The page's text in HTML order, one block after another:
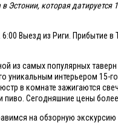
Эстонии, которая датируется
6:00 Выезд из Риги.
из самых популярных
уникальным интерьером 15-
в комнате зажигаются
пиво. Сегодняшние цены
на обзорную